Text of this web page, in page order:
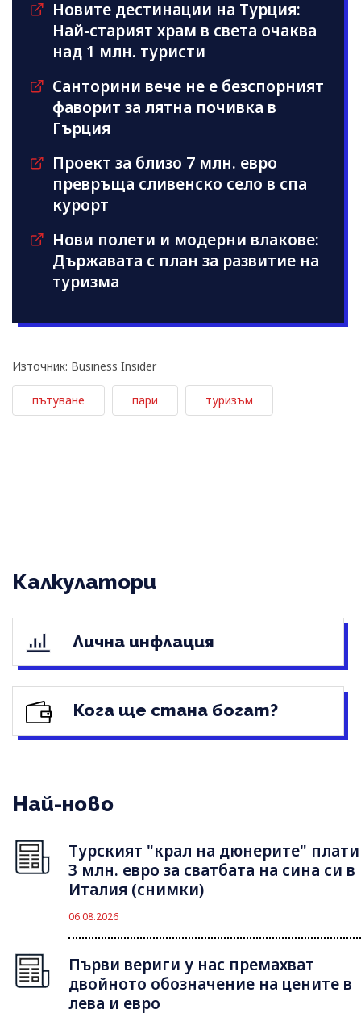
Новите дестинации на Турция:
Най-старият храм в света очаква
над 1 млн. туристи
Санторини вече не е безспорният
фаворит за лятна почивка в
Гърция
Проект за близо 7 млн. евро
превръща сливенско село в спа
курорт
Нови полети и модерни влакове:
Държавата с план за развитие на
туризма
Източник: Business Insider
пътуване пари туризъм
Калкулатори
Лична инфлация
Кога ще стана богат?
Най-ново
Турският "крал на дюнерите" плати
3 млн. евро за сватбата на сина си в
Италия (снимки)
06.08.2026
Първи вериги у нас премахват
двойното обозначение на цените в
лева и евро